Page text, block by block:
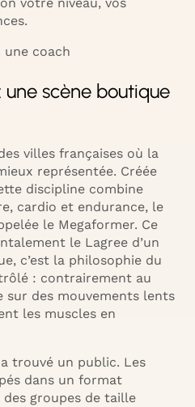
une scène boutique
villes françaises où la
représentée. Créée
discipline combine
cardio et endurance, le
le Megaformer. Ce
le Lagree d’un
c’est la philosophie du
: contrairement au
sur des mouvements lents
les muscles en
trouvé un public. Les
dans un format
groupes de taille